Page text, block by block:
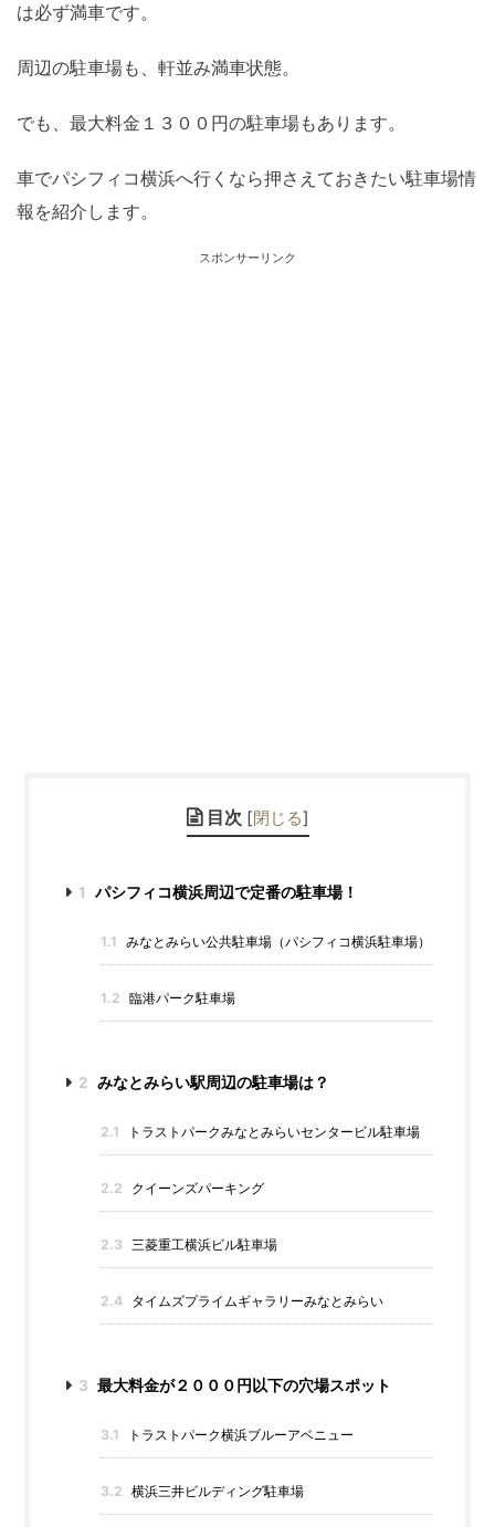
は必ず満車です。
周辺の駐車場も、軒並み満車状態。
でも、最大料金１３００円の駐車場もあります。
車でパシフィコ横浜へ行くなら押さえておきたい駐車場情
報を紹介します。
スポンサーリンク
目次 [閉じる]
1 パシフィコ横浜周辺で定番の駐車場！
1.1 みなとみらい公共駐車場（パシフィコ横浜駐車場）
1.2 臨港パーク駐車場
2 みなとみらい駅周辺の駐車場は？
2.1 トラストパークみなとみらいセンタービル駐車場
2.2 クイーンズパーキング
2.3 三菱重工横浜ビル駐車場
2.4 タイムズプライムギャラリーみなとみらい
3 最大料金が２０００円以下の穴場スポット
3.1 トラストパーク横浜ブルーアベニュー
3.2 横浜三井ビルディング駐車場